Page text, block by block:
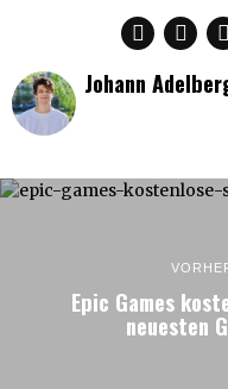
Johann
Epic Games
neuesten